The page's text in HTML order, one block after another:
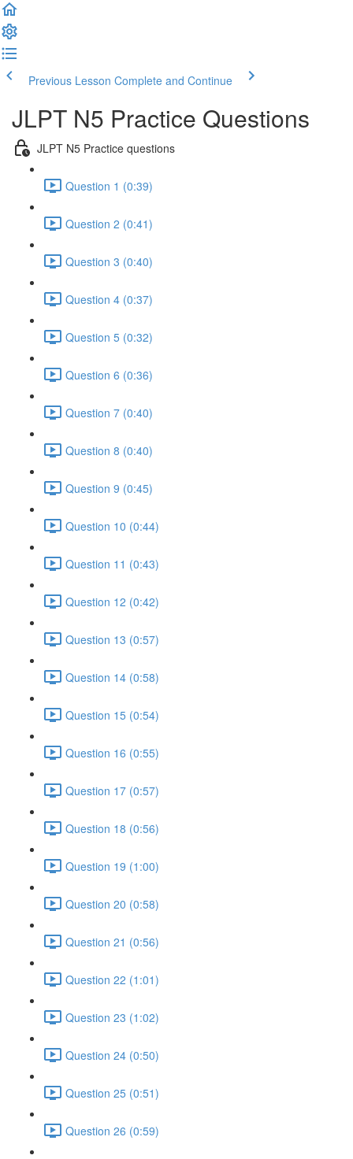
Previous Lesson Complete and Continue
JLPT N5 Practice Questions
JLPT N5 Practice questions
Question 1 (0:39)
Question 2 (0:41)
Question 3 (0:40)
Question 4 (0:37)
Question 5 (0:32)
Question 6 (0:36)
Question 7 (0:40)
Question 8 (0:40)
Question 9 (0:45)
Question 10 (0:44)
Question 11 (0:43)
Question 12 (0:42)
Question 13 (0:57)
Question 14 (0:58)
Question 15 (0:54)
Question 16 (0:55)
Question 17 (0:57)
Question 18 (0:56)
Question 19 (1:00)
Question 20 (0:58)
Question 21 (0:56)
Question 22 (1:01)
Question 23 (1:02)
Question 24 (0:50)
Question 25 (0:51)
Question 26 (0:59)